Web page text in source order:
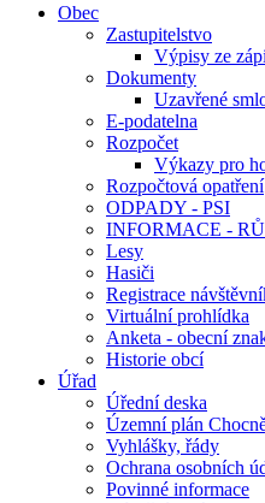
Obec
Zastupitelstvo
Výpisy ze
Dokumenty
Uzavřené
E-podatelna
Rozpočet
Výkazy pro
Rozpočtová opatření
ODPADY - PSI
INFORMACE -
Lesy
Hasiči
Registrace
Virtuální prohlídka
Anketa - obecní
Historie obcí
Úřad
Úřední deska
Územní plán
Vyhlášky, řády
Ochrana osobních
Povinné informace